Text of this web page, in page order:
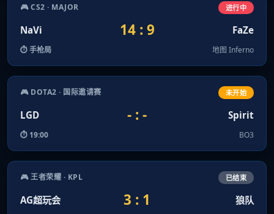
🎮 CS2 · MAJOR 进行中
NaVi 14 : 9 FaZe
⏱ 手枪局 地图 Inferno
🎮 DOTA2 · 国际邀请赛 未开始
LGD - : - Spirit
⏱ 19:00 BO3
🎮 王者荣耀 · KPL 已结束
AG超玩会 3 : 1 狼队